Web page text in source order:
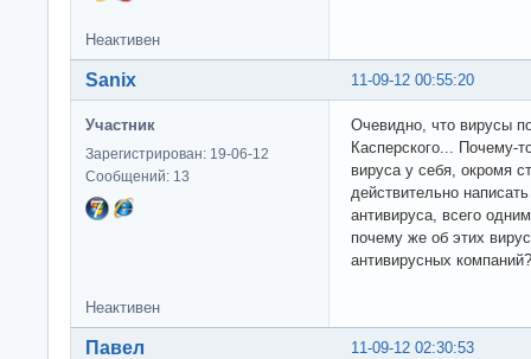
Неактивен
11-09-12 00:55:20
Sanix
Участник
Зарегистрирован: 19-06-12
Сообщений: 13
Очевидно, что вирусы
Касперского... Почему-
вируса у себя, окромя
действительно
антивируса, всего
почему же об этих
антивирусных
Неактивен
11-09-12 02:30:53
Павел